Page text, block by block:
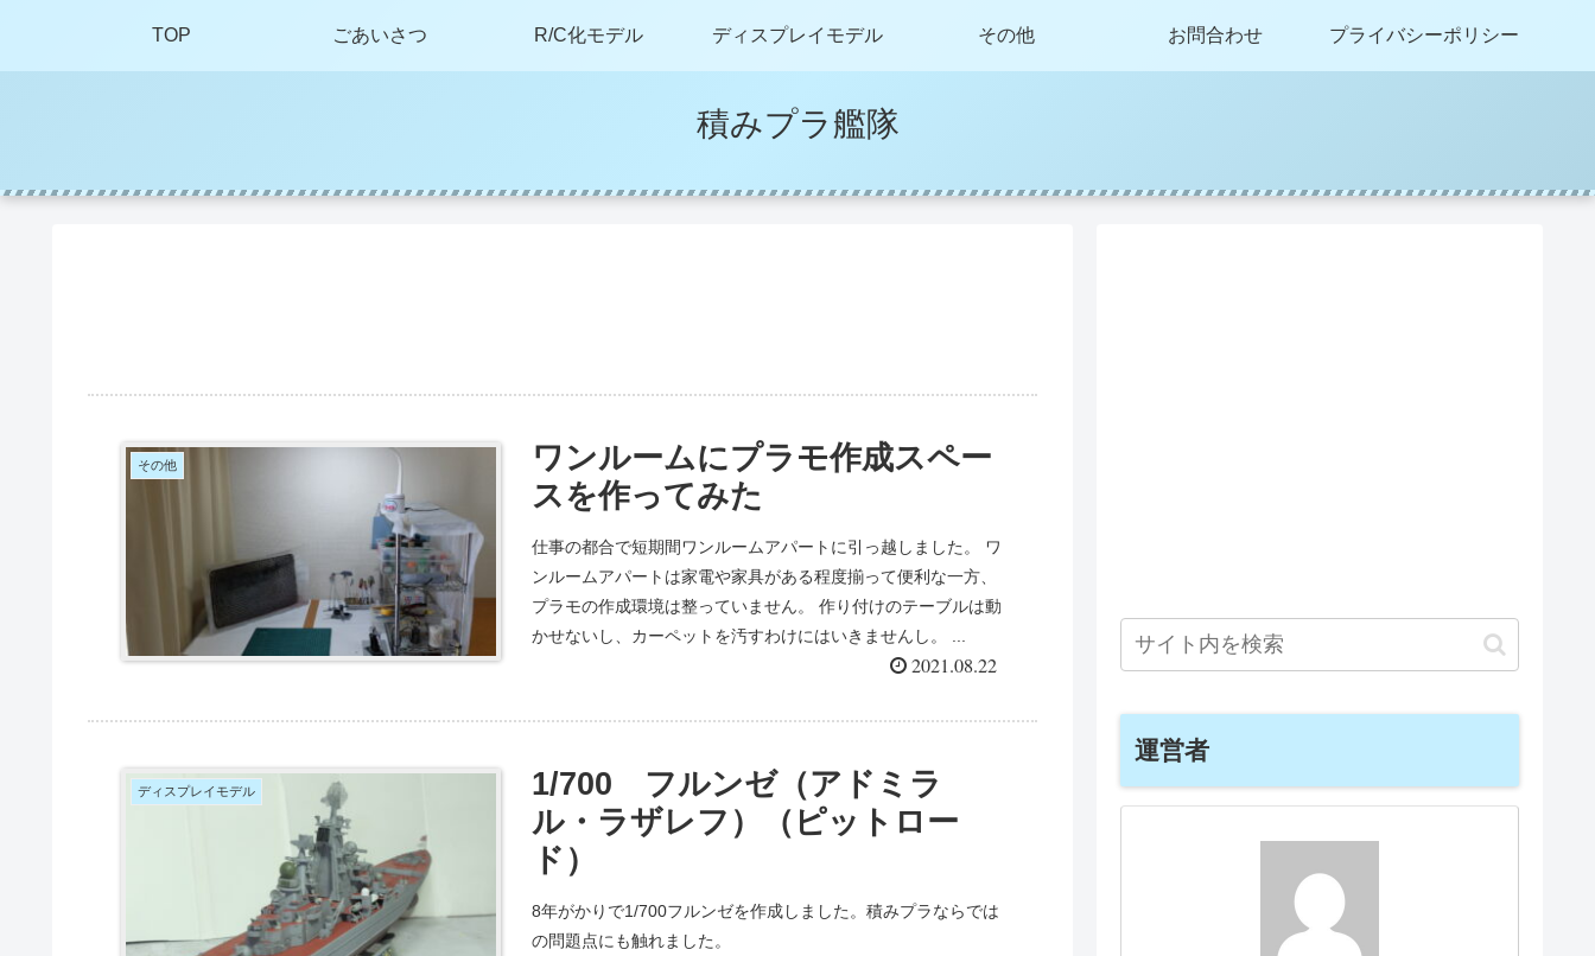
積みプラ艦隊
TOP ごあいさつ R/C化モデル ディスプレイモデル その他 お問合わせ プライバシーポリシー
その他
ワンルームにプラモ作成スペー
スを作ってみた
仕事の都合で短期間ワンルームアパートに引っ越しました。 ワ
ンルームアパートは家電や家具がある程度揃って便利な一方、
プラモの作成環境は整っていません。 作り付けのテーブルは動
かせないし、カーペットを汚すわけにはいきませんし。 ...
2021.08.22
ディスプレイモデル
1/700 フルンゼ（アドミラ
ル・ラザレフ）（ピットロー
ド）
8年がかりで1/700フルンゼを作成しました。積みプラならでは
の問題点にも触れました。
運営者